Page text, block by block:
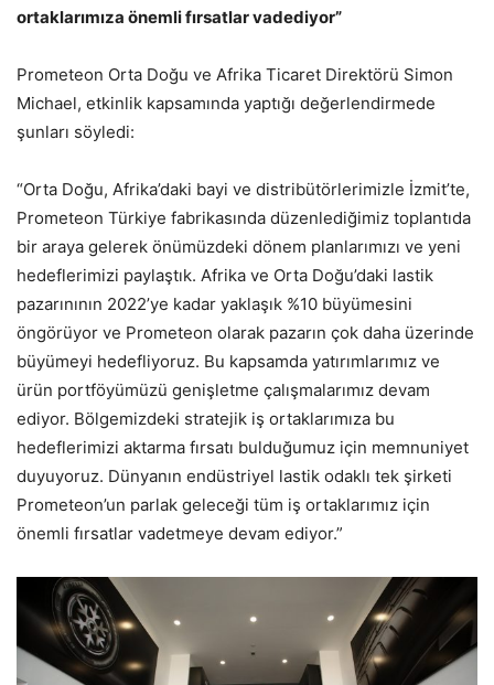
ortaklarımıza önemli fırsatlar vadediyor”
Prometeon Orta Doğu ve Afrika Ticaret Direktörü Simon
Michael, etkinlik kapsamında yaptığı değerlendirmede
şunları söyledi:
“Orta Doğu, Afrika’daki bayi ve distribütörlerimizle İzmit’te,
Prometeon Türkiye fabrikasında düzenlediğimiz toplantıda
bir araya gelerek önümüzdeki dönem planlarımızı ve yeni
hedeflerimizi paylaştık. Afrika ve Orta Doğu’daki lastik
pazarınının 2022’ye kadar yaklaşık %10 büyümesini
öngörüyor ve Prometeon olarak pazarın çok daha üzerinde
büyümeyi hedefliyoruz. Bu kapsamda yatırımlarımız ve
ürün portföyümüzü genişletme çalışmalarımız devam
ediyor. Bölgemizdeki stratejik iş ortaklarımıza bu
hedeflerimizi aktarma fırsatı bulduğumuz için memnuniyet
duyuyoruz. Dünyanın endüstriyel lastik odaklı tek şirketi
Prometeon’un parlak geleceği tüm iş ortaklarımız için
önemli fırsatlar vadetmeye devam ediyor.”